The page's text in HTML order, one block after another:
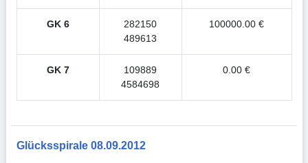
GK 6
282150
489613
100000.00 €
GK 7
109889
4584698
0.00 €
Glücksspirale 08.09.2012